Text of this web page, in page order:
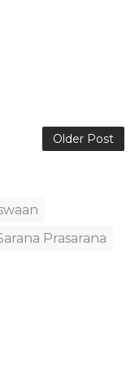
Older Post
Prasarana